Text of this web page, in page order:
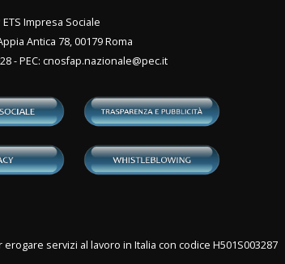
Impresa Sociale
Antica 78, 00179 Roma
- PEC: cnosfap.nazionale@pec.it
servizi al lavoro in Italia con codice H501S003287